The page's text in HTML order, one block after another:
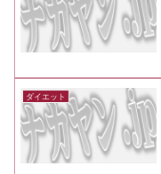
ダイエット